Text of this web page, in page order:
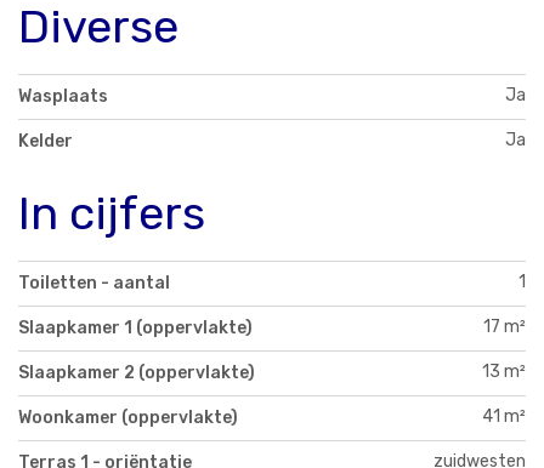
Diverse
Wasplaats Ja
Kelder Ja
In cijfers
Toiletten - aantal 1
Slaapkamer 1 (oppervlakte) 17 m²
Slaapkamer 2 (oppervlakte) 13 m²
Woonkamer (oppervlakte) 41 m²
Terras 1 - oriëntatie zuidwesten